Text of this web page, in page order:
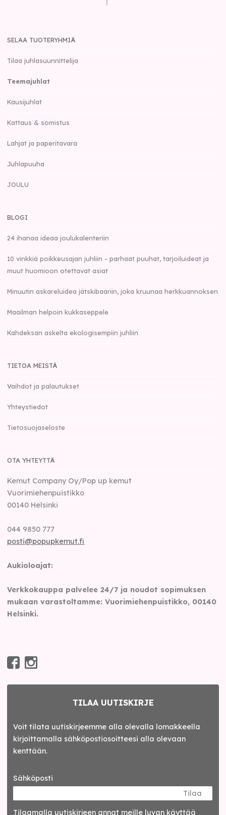
SELAA TUOTERYHMIÄ
Tilaa juhlasuunnittelija
Teemajuhlat
Kausijuhlat
Kattaus & somistus
Lahjat ja paperitavara
Juhlapuuha
JOULU
BLOGI
24 ihanaa ideaa joulukalenteriin
10 vinkkiä poikkeusajan juhliin - parhaat puuhat, tarjoiluideat ja
muut huomioon otettavat asiat
Minuutin askareluidea jätskibaariin, joka kruunaa herkkuannoksen
Maailman helpoin kukkaseppele
Kahdeksan askelta ekologisempiin juhliin
TIETOA MEISTÄ
Vaihdot ja palautukset
Yhteystiedot
Tietosuojaseloste
OTA YHTEYTTÄ
Kemut Company Oy/Pop up kemut
Vuorimiehenpuistikko
00140 Helsinki
044 9850 777
posti@popupkemut.fi
Aukioloajat:
Verkkokauppa palvelee 24/7 ja noudot sopimuksen
mukaan varastoltamme: Vuorimiehenpuistikko, 00140
Helsinki.
TILAA UUTISKIRJE
Voit tilata uutiskirjeemme alla olevalla lomakkeella
kirjoittamalla sähköpostiosoitteesi alla olevaan
kenttään.
Sähköposti
Tilaa
Tilaamalla uutis­kirjeen annat meille luvan käyttää